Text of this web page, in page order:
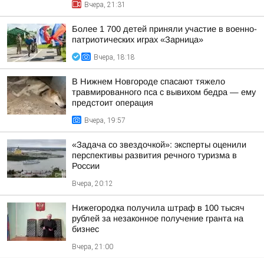
Вчера, 21:31
Более 1 700 детей приняли участие в военно-
патриотических играх «Зарница»
Вчера, 18:18
В Нижнем Новгороде спасают тяжело
травмированного пса с вывихом бедра — ему
предстоит операция
Вчера, 19:57
«Задача со звездочкой»: эксперты оценили
перспективы развития речного туризма в
России
Вчера, 20:12
Нижегородка получила штраф в 100 тысяч
рублей за незаконное получение гранта на
бизнес
Вчера, 21:00